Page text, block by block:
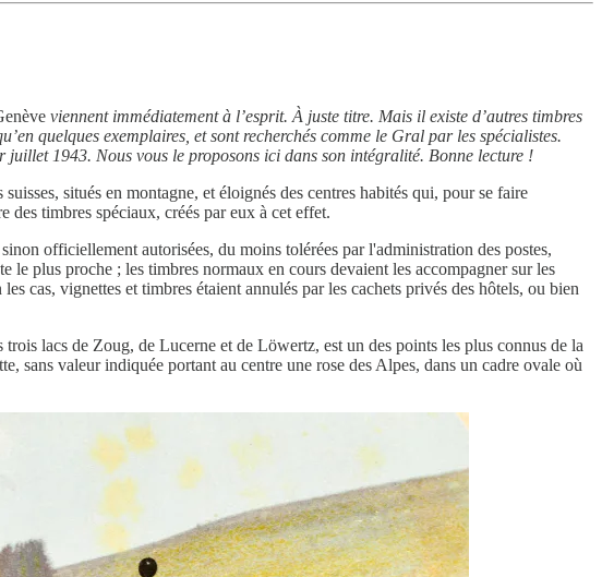
viennent immédiatement à l’esprit. À juste titre. Mais il existe d’autres timbres
quelques exemplaires, et sont recherchés comme le Gral par les spécialistes.
juillet 1943. Nous vous le proposons ici dans son intégralité. Bonne lecture !
situés en montagne, et éloignés des centres habités qui, pour se faire
des timbres spéciaux, créés par eux à cet effet.
officiellement autorisées, du moins tolérées par l'administration des postes,
plus proche ; les timbres normaux en cours devaient les accompagner sur les
cas, vignettes et timbres étaient annulés par les cachets privés des hôtels, ou bien
lacs de Zoug, de Lucerne et de Löwertz, est un des points les plus connus de la
sans valeur indiquée portant au centre une rose des Alpes, dans un cadre ovale où